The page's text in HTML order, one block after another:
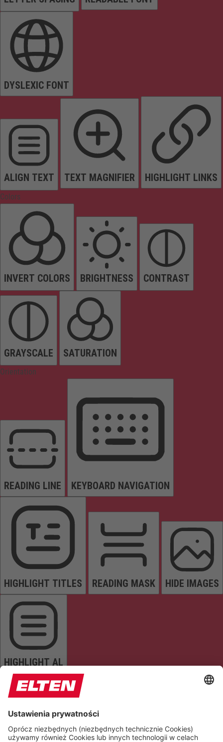
DYSLEXIC FONT
ALIGN TEXT TEXT MAGNIFIER HIGHLIGHT LINKS
Colors
INVERT COLORS BRIGHTNESS CONTRAST
GRAYSCALE SATURATION
Orientation
READING LINE KEYBOARD NAVIGATION
HIGHLIGHT TITLES READING MASK HIDE IMAGES
HIGHLIGHT AL